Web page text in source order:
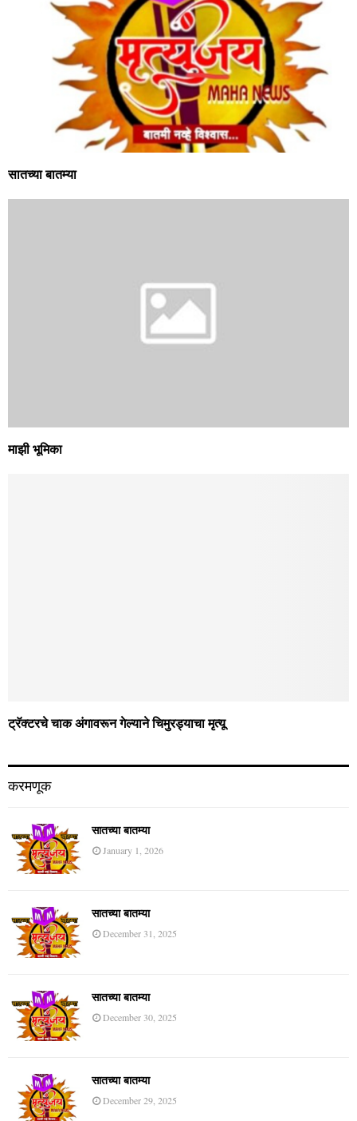
सातच्या बातम्या
माझी भूमिका
ट्रॅक्टरचे चाक अंगावरून गेल्याने चिमुरड्याचा मृत्यू
करमणूक
सातच्या बातम्या
January 1, 2026
सातच्या बातम्या
December 31, 2025
सातच्या बातम्या
December 30, 2025
सातच्या बातम्या
December 29, 2025